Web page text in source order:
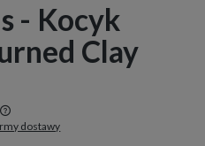
- Kocyk
Clay
kosztów płatności
dostawy